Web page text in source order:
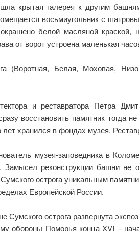
крытая галерея к другим
восьмиугольник с
белой масляной
от ворот устроена маленькая
(Воротная, Белая, Моховая,
и реставратора Петра
восстановить памятник тогда
хранился в фондах музея.
музея-заповедника в
Замысел реконструкции башни
острога уникальным
Европейской России.
острога развернута
обороны Поморья конца XVI –